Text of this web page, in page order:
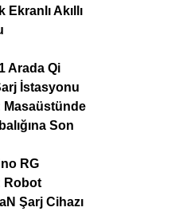
Akıllı
Arada Qi
İstasyonu
Masaüstünde
Son
RG
Robot
Şarj Cihazı